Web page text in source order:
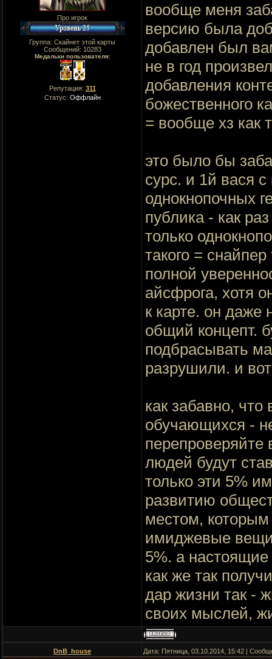
Про игрок
Группа: Скайнет этой карты
Сообщений: 10283
Медальки пользователя:
Репутация: 311
Статус: Оффлайн
вообще меня
версию была
добавлен был
не в год
добавления
божественного
= вообще хз как
это было бы
сурс. и 1й вася
однокнопочных
публика - как
только
такого =
полной
айсфрога, хотя
к карте. он даже
общий концепт.
подбрасывать
разрушили. и вот
как забавно,
обучающихся -
перепроверяйте
людей будут
только эти 5%
развитию
местом,
имиджевые
5%. а настоящие
как же так
дар жизни так -
своих мыслей,
DnB_house Дата: Пятница, 03.10.2014, 15:42 |